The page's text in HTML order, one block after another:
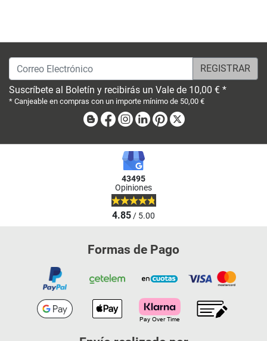
Correo Electrónico
Suscríbete al Boletín y recibirás un Vale de 10,00 € *
* Canjeable en compras con un importe mínimo de 50,00 €
BlogFacebook
Instagram
LinkedinPinterest
43495
Opiniones
4.85/ 5.00
Formas de Pago